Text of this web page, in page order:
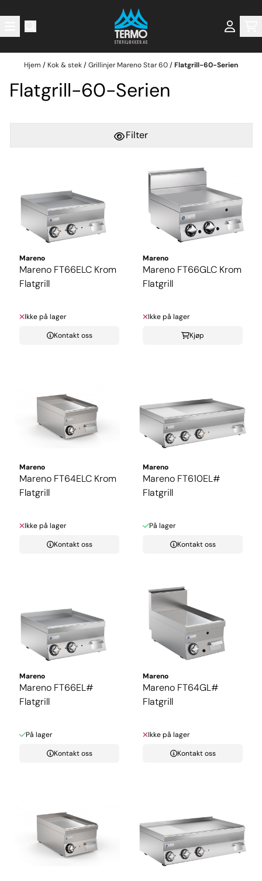
Hjem / Kok & stek/Grillinjer Mareno Star 60/Flatgrill-60-Serien
Flatgrill-60-Serien
Filter
Mareno
Mareno FT66ELC Krom
Flatgrill
Ikke på lager
Kontakt oss
Mareno
Mareno FT66GLC Krom
Flatgrill
Ikke på lager
Kjøp
Mareno
Mareno FT64ELC Krom
Flatgrill
Ikke på lager
Kontakt oss
Mareno
Mareno FT610EL#
Flatgrill
På lager
Kontakt oss
Mareno
Mareno FT66EL#
Flatgrill
På lager
Kontakt oss
Mareno
Mareno FT64GL#
Flatgrill
Ikke på lager
Kontakt oss